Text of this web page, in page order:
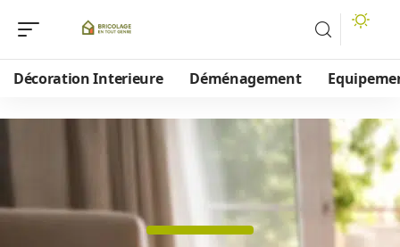
Décoration Interieure Déménagement